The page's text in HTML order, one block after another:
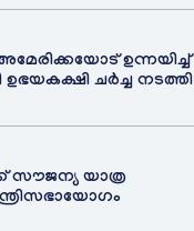
ഉന്നയിച്ച്
ചർച്ച നടത്തി
സൗജന്യ യാത്ര